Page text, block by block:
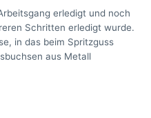
erledigt und noch
Schritten erledigt wurde.
in das beim Spritzguss
aus Metall